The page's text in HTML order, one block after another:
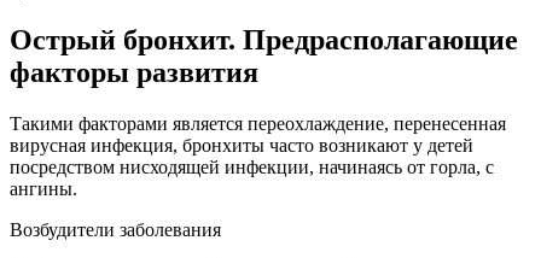
Острый бронхит. Предрасполагающие
факторы развития
Такими факторами является переохлаждение, перенесенная
вирусная инфекция, бронхиты часто возникают у детей
посредством нисходящей инфекции, начинаясь от горла, с
ангины.
Возбудители заболевания